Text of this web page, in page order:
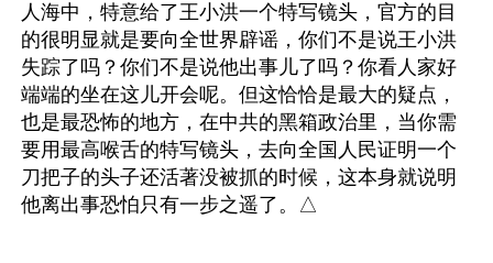
人海中，特意给了王小洪一个特写镜头，官方的目
的很明显就是要向全世界辟谣，你们不是说王小洪
失踪了吗？你们不是说他出事儿了吗？你看人家好
端端的坐在这儿开会呢。但这恰恰是最大的疑点，
也是最恐怖的地方，在中共的黑箱政治里，当你需
要用最高喉舌的特写镜头，去向全国人民证明一个
刀把子的头子还活著没被抓的时候，这本身就说明